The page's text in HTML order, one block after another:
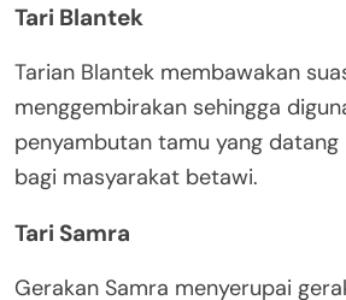
Tari Blantek
Tarian Blantek membawakan
menggembirakan sehingga
penyambutan tamu yang
bagi masyarakat betawi.
Tari Samra
Gerakan Samra menyerupai